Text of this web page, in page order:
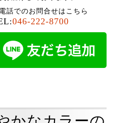
話でのお問合せはこちら
046-222-8700